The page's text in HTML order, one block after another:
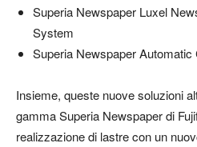
Superia Newspaper Luxel
System
Superia Newspaper
Insieme, queste nuove soluzioni
gamma Superia Newspaper di
realizzazione di lastre con un